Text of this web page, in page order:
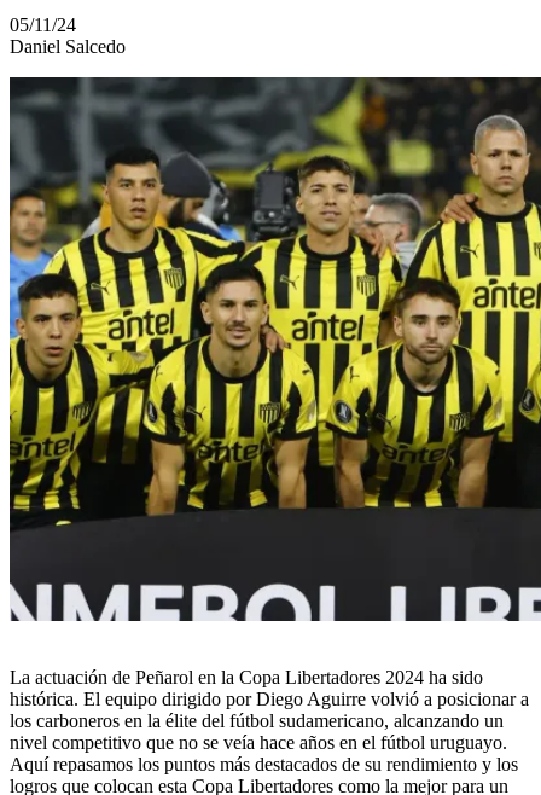
05/11/24
Daniel Salcedo
La actuación de Peñarol en la Copa Libertadores 2024 ha sido
histórica. El equipo dirigido por Diego Aguirre volvió a posicionar a
los carboneros en la élite del fútbol sudamericano, alcanzando un
nivel competitivo que no se veía hace años en el fútbol uruguayo.
Aquí repasamos los puntos más destacados de su rendimiento y los
logros que colocan esta Copa Libertadores como la mejor para un